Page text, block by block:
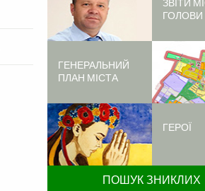
ЗВІТИ
ГОЛОВИ
ГЕНЕРАЛЬНИЙ
ПЛАН МІСТА
ГЕРОЇ
ПОШУК ЗНИКЛИХ